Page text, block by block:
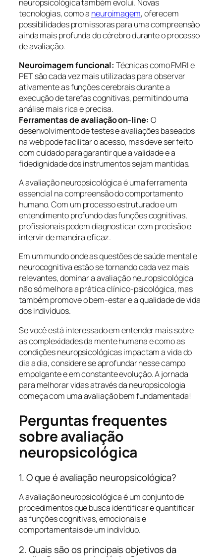
neuropsicológica também evolui. Novas
tecnologias, como a neuroimagem, oferecem
possibilidades promissoras para uma compreensão
ainda mais profunda do cérebro durante o processo
de avaliação.
Neuroimagem funcional: Técnicas como FMRI e
PET são cada vez mais utilizadas para observar
ativamente as funções cerebrais durante a
execução de tarefas cognitivas, permitindo uma
análise mais rica e precisa.
Ferramentas de avaliação on-line: O
desenvolvimento de testes e avaliações baseados
na web pode facilitar o acesso, mas deve ser feito
com cuidado para garantir que a validade e a
fidedignidade dos instrumentos sejam mantidas.
A avaliação neuropsicológica é uma ferramenta
essencial na compreensão do comportamento
humano. Com um processo estruturado e um
entendimento profundo das funções cognitivas,
profissionais podem diagnosticar com precisão e
intervir de maneira eficaz.
Em um mundo onde as questões de saúde mental e
neurocognitiva estão se tornando cada vez mais
relevantes, dominar a avaliação neuropsicológica
não só melhora a prática clínico-psicológica, mas
também promove o bem-estar e a qualidade de vida
dos indivíduos.
Se você está interessado em entender mais sobre
as complexidades da mente humana e como as
condições neuropsicológicas impactam a vida do
dia a dia, considere se aprofundar nesse campo
empolgante e em constante evolução. A jornada
para melhorar vidas através da neuropsicologia
começa com uma avaliação bem fundamentada!
Perguntas frequentes
sobre avaliação
neuropsicológica
1. O que é avaliação neuropsicológica?
A avaliação neuropsicológica é um conjunto de
procedimentos que busca identificar e quantificar
as funções cognitivas, emocionais e
comportamentais de um indivíduo.
2. Quais são os principais objetivos da